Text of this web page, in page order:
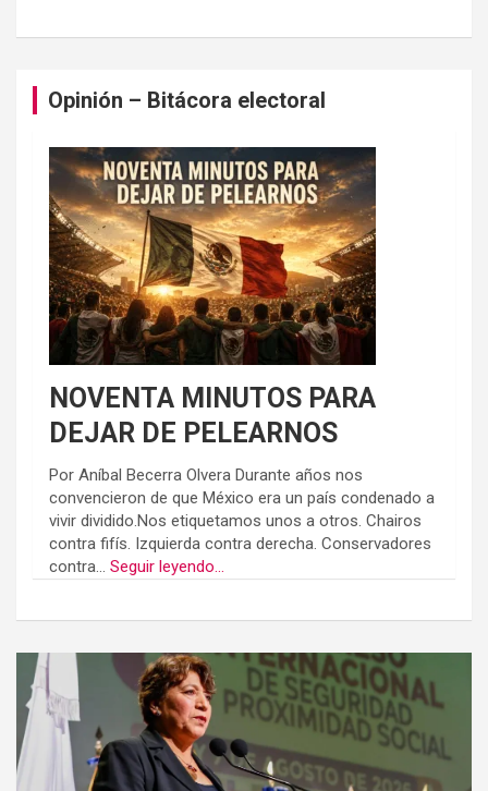
Opinión – Bitácora electoral
NOVENTA MINUTOS PARA
DEJAR DE PELEARNOS
Por Aníbal Becerra Olvera Durante años nos
convencieron de que México era un país condenado a
vivir dividido.Nos etiquetamos unos a otros. Chairos
contra fifís. Izquierda contra derecha. Conservadores
contra... Seguir leyendo...